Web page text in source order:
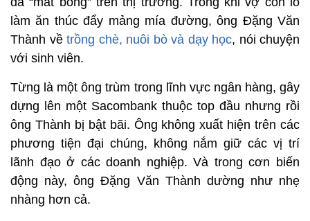
làm ăn thúc đẩy mảng mía đường, ông Đặng Văn
Thành về trồng chè, nuôi bò và dạy học, nói chuyện
với sinh viên.
Từng là một ông trùm trong lĩnh vực ngân hàng, gây
dựng lên một Sacombank thuộc top đầu nhưng rồi
ông Thành bị bật bãi. Ông không xuất hiện trên các
phương tiện đại chúng, không nắm giữ các vị trí
lãnh đạo ở các doanh nghiệp. Và trong cơn biến
động này, ông Đặng Văn Thành dường như nhẹ
nhàng hơn cả.